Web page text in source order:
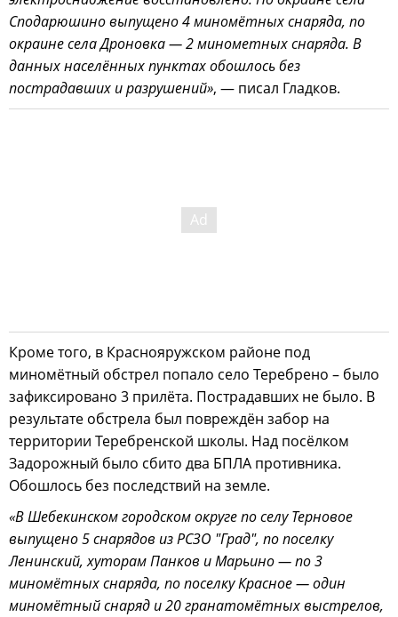
Сподарюшино выпущено 4 миномётных снаряда, по
окраине села Дроновка — 2 минометных снаряда. В
данных населённых пунктах обошлось без
пострадавших и разрушений», — писал Гладков.
Кроме того, в Краснояружском районе под
миномётный обстрел попало село Теребрено – было
зафиксировано 3 прилёта. Пострадавших не было. В
результате обстрела был повреждён забор на
территории Теребренской школы. Над посёлком
Задорожный было сбито два БПЛА противника.
Обошлось без последствий на земле.
«В Шебекинском городском округе по селу Терновое
выпущено 5 снарядов из РСЗО "Град", по поселку
Ленинский, хуторам Панков и Марьино — по 3
миномётных снаряда, по поселку Красное — один
миномётный снаряд и 20 гранатомётных выстрелов,